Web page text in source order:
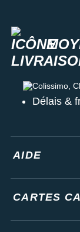
Colissimo,
Délais &
AIDE
CARTES